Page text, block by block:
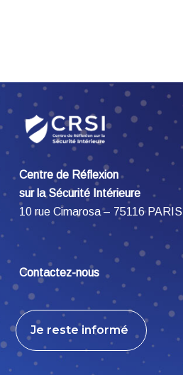
Centre de Réflexion
sur la Sécurité Intérieure
10 rue Cimarosa – 75116 PARIS
Contactez-nous
Je reste informé